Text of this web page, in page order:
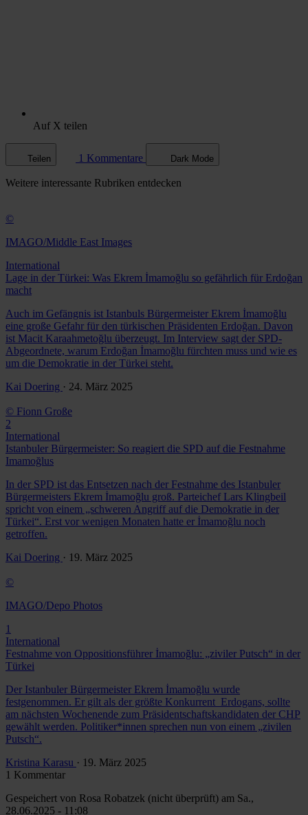
Auf X teilen
Teilen 1 Kommentare Dark Mode
Weitere interessante Rubriken entdecken
©
IMAGO/Middle East Images
International
Lage in der Türkei: Was Ekrem İmamoğlu so gefährlich für Erdoğan
macht
Auch im Gefängnis ist Istanbuls Bürgermeister Ekrem İmamoğlu
eine große Gefahr für den türkischen Präsidenten Erdoğan. Davon
ist Macit Karaahmetoğlu überzeugt. Im Interview sagt der SPD-
Abgeordnete, warum Erdoğan İmamoğlu fürchten muss und wie es
um die Demokratie in der Türkei steht.
Kai Doering · 24. März 2025
© Fionn Große
2
International
Istanbuler Bürgermeister: So reagiert die SPD auf die Festnahme
Imamoğlus
In der SPD ist das Entsetzen nach der Festnahme des Istanbuler
Bürgermeisters Ekrem İmamoğlu groß. Parteichef Lars Klingbeil
spricht von einem „schweren Angriff auf die Demokratie in der
Türkei“. Erst vor wenigen Monaten hatte er İmamoğlu noch
getroffen.
Kai Doering · 19. März 2025
©
IMAGO/Depo Photos
1
International
Festnahme von Oppositionsführer İmamoğlu: „ziviler Putsch“ in der
Türkei
Der Istanbuler Bürgermeister Ekrem İmamoğlu wurde
festgenommen. Er gilt als der größte Konkurrent Erdogans, sollte
am nächsten Wochenende zum Präsidentschaftskandidaten der CHP
gewählt werden. Politiker*innen sprechen nun von einem „zivilen
Putsch“.
Kristina Karasu · 19. März 2025
1 Kommentar
Gespeichert von Rosa Robatzek (nicht überprüft) am Sa.,
28.06.2025 - 11:08